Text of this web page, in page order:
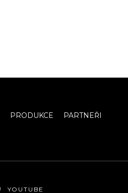
PRODUKCE PARTNEŘI
YOUTUBE